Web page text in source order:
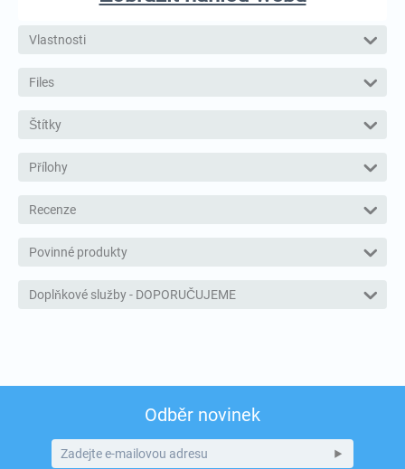
Vlastnosti
Files
Štítky
Přílohy
Recenze
Povinné produkty
Doplňkové služby - DOPORUČUJEME
Odběr novinek